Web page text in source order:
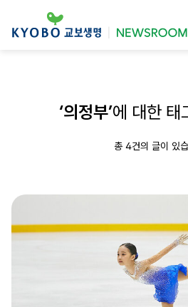
‘의정부’에 대한 태
총 4건의 글이 있